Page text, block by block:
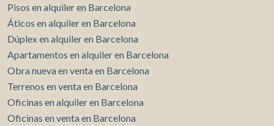
Pisos en alquiler en Barcelona
Áticos en alquiler en Barcelona
Dúplex en alquiler en Barcelona
Apartamentos en alquiler en Barcelona
Obra nueva en venta en Barcelona
Terrenos en venta en Barcelona
Oficinas en alquiler en Barcelona
Oficinas en venta en Barcelona